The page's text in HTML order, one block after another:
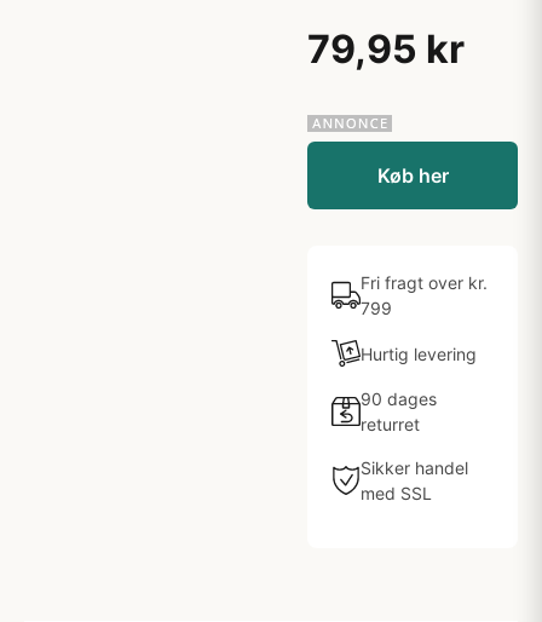
79,95 kr
Køb her
Fri fragt over kr.
799
Hurtig levering
90 dages
returret
Sikker handel
med SSL